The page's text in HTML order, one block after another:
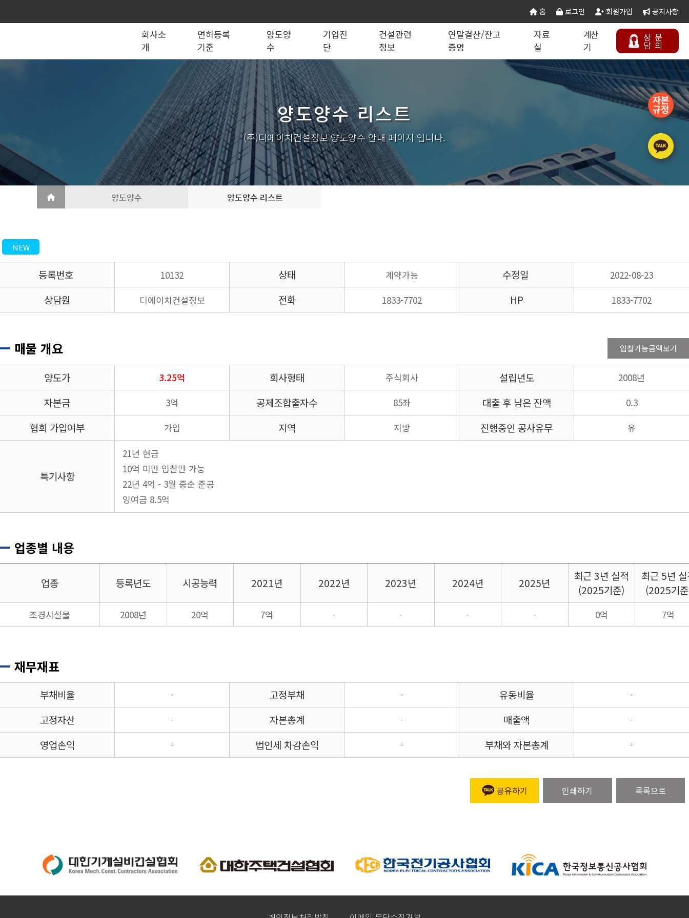
홈 로그인 회원가입 공지사항
회사소
개
면허등록
기준
양도양
수
기업진
단
건설관련
정보
연말결산/잔고
증명
자료
실
계산
기
상
담
문
의
회사소개 사업영역
전문건설업
지반조성·포장공사업
실내건축공사업
도장·습식·방수·석공사업
조경식재·시설물공사업
철근·콘크리트공사업
구조물해체·비계공사업
상·하수도설비공사업
철도·궤도공사업
철강구조물공사업
수중·준설공사업
승강기·삭도공사업
시설물유지관리업(폐지)
기계설비·가스공사업
가스·난방공사업
금속·창호·지붕
전기공사업
소방시설공사업
대지조성사업자
나무병원
산림사업법인
엔지니어링사업자
개인하수처리시설·
설계시공업
승강기유지관리업
등록절차
상담하기
양도양수 리스트
공제조합 실태조사 기재사항변경 건설컬럼
국가계약법령관계서식 건설업등록서식 건설공무서식
실질자본금 계산기
양도양수 리스트
(주)디에이치건설정보 양도양수 안내 페이지 입니다.
양도양수 양도양수 리스트
NEW
등록번호 10132 상태 계약가능 수정일 2022-08-23
상담원 디에이치건설정보 전화 1833-7702 HP 1833-7702
매물 개요 입찰가능금액보기
양도가 3.25억 회사형태 주식회사 설립년도 2008년
자본금 3억 공제조합출자수 85좌 대출 후 남은 잔액 0.3
협회 가입여부 가입 지역 지방 진행중인 공사유무 유
특기사항
21년 현금
10억 미만 입찰만 가능
22년 4억 - 3월 중순 준공
잉여금 8.5억
업종별 내용
업종 등록년도 시공능력 2021년 2022년 2023년 2024년 2025년
최근3년 실적
(2025기준)
최근 5년
(2025기
조경시설물 2008년 20억 7억 - - - - 0억 7억
재무재표
부채비율 - 고정부채 - 유동비율 -
고정자산 - 자본총계 - 매출액 -
영업손익 - 법인세 차감손익 - 부채와 자본총계 -
공유하기 인쇄하기 목록으로